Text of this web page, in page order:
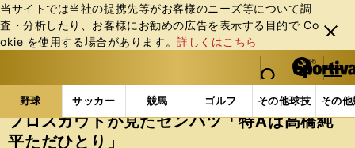
当サイトでは当社の提携先等がお客様のニーズ等について調
査・分析したり、お客様にお勧めの広告を表⽰する⽬的で Co
okie を使⽤する場合があります。詳しくはこちら
閉じ
る
web Sportiva (webスポルティーバ)
検索
マイペ
ー
ジ
メニュ
野球 サッカー 競馬 ゴルフ その他球技 その
b
ス
ポ
ル
野球の記事一覧 高校野球他 プロスカウトが見たセ
プロスカウトが見たセンバツ「特Aは高橋純
平ただひとり」